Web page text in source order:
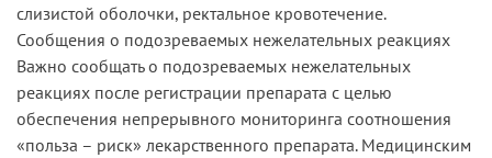
слизистой оболочки, ректальное кровотечение.
Сообщения о подозреваемых нежелательных реакциях
Важно сообщать о подозреваемых нежелательных
реакциях после регистрации препарата с целью
обеспечения непрерывного мониторинга соотношения
«польза – риск» лекарственного препарата. Медицинским